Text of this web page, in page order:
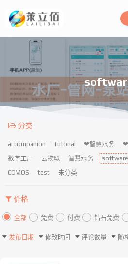
分类
ai companion Tutorial ❤智慧水务 ❤
数字工厂
云物联 智慧水务 software
COMOS
test 未分类
价格
全部 免费 付费 钻石免费
发布日期 修改时间 评论数量 随